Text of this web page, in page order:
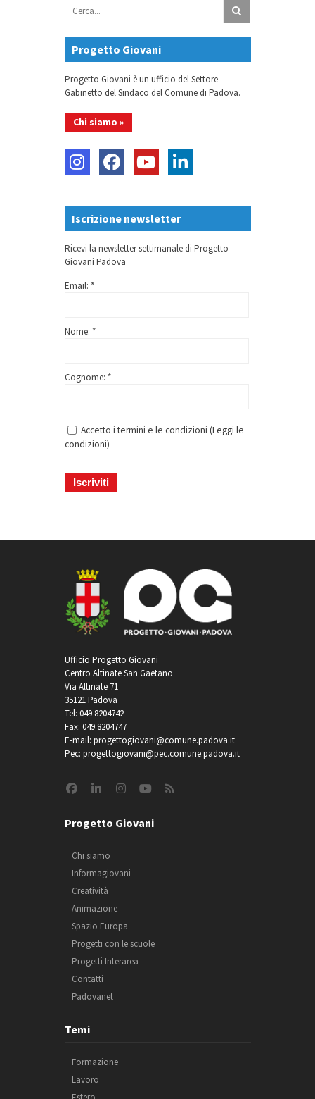
Progetto Giovani
Progetto Giovani è un ufficio del Settore
Gabinetto del Sindaco del Comune di Padova.
Chi siamo »
Iscrizione newsletter
Ricevi la newsletter settimanale di Progetto
Giovani Padova
Email: *
Nome: *
Cognome: *
Accetto i termini e le condizioni (Leggi le
condizioni)
Ufficio Progetto Giovani
Centro Altinate San Gaetano
Via Altinate 71
35121 Padova
Tel: 049 8204742
Fax: 049 8204747
E-mail: progettogiovani@comune.padova.it
Pec: progettogiovani@pec.comune.padova.it
Progetto Giovani
Chi siamo
Informagiovani
Creatività
Animazione
Spazio Europa
Progetti con le scuole
Progetti Interarea
Contatti
Padovanet
Temi
Formazione
Lavoro